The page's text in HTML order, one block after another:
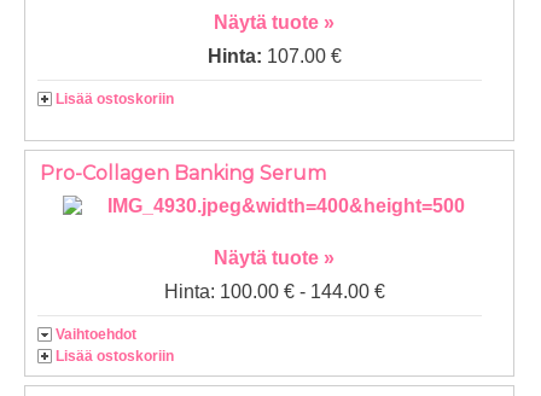
Näytä tuote »
Hinta: 107.00 €
Lisää ostoskoriin
Pro-Collagen Banking Serum
Näytä tuote »
Hinta: 100.00 € - 144.00 €
Vaihtoehdot
Lisää ostoskoriin